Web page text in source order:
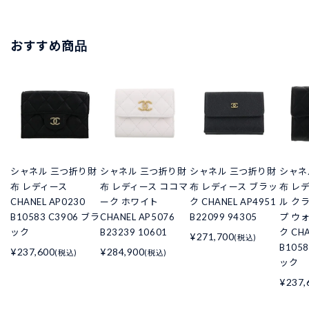
おすすめ商品
シャネル 三つ折り財
布 レディース
CHANEL AP0230
B10583 C3906 ブラ
ック
¥237,600(税込)
シャネル 三つ折り財
布 レディース ココマ
ーク ホワイト
CHANEL AP5076
B23239 10601
¥284,900(税込)
シャネル 三つ折り財
布 レディース ブラッ
ク CHANEL AP4951
B22099 94305
¥271,700(税込)
シャ
布 レ
ル ク
プ ウ
ク
ック